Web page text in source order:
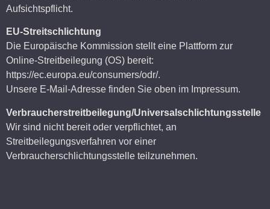
Aufsichtspflicht.
EU-Streitschlichtung
Die Europäische Kommission stellt eine Plattform zur
Online-Streitbeilegung (OS) bereit:
https://ec.europa.eu/consumers/odr/.
Unsere E-Mail-Adresse finden Sie oben im Impressum.
Verbraucherstreitbeilegung/Universalschlichtungsstelle
Wir sind nicht bereit oder verpflichtet, an
Streitbeilegungsverfahren vor einer
Verbraucherschlichtungsstelle teilzunehmen.